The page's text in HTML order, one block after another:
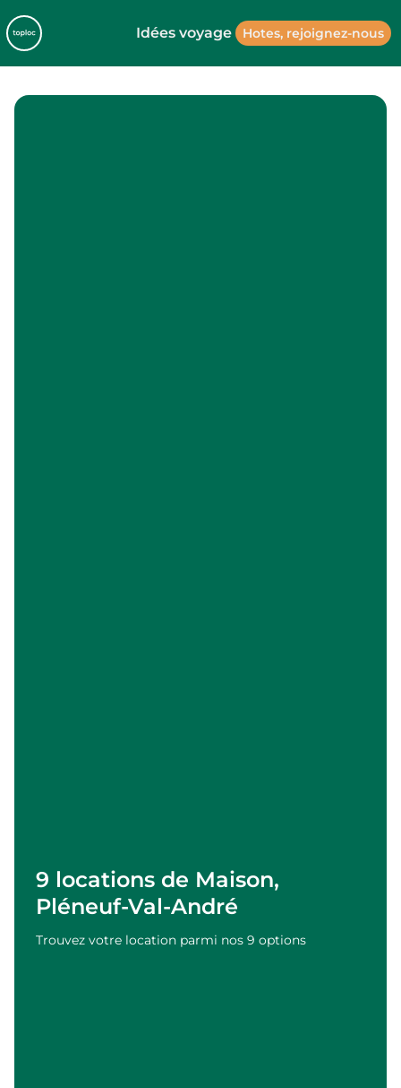
Idées voyage Hotes, rejoignez-nous
9 locations de Maison,
Pléneuf-Val-André
Trouvez votre location parmi nos 9 options